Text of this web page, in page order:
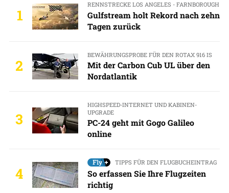
1
RENNSTRECKE LOS ANGELES - FARNBOROUGH
Gulfstream holt Rekord nach zehn
Tagen zurück
2
BEWÄHRUNGSPROBE FÜR DEN ROTAX 916 IS
Mit der Carbon Cub UL über den
Nordatlantik
3
HIGHSPEED-INTERNET UND KABINEN-
UPGRADE
PC-24 geht mit Gogo Galileo
online
4
TIPPS FÜR DEN FLUGBUCHEINTRAG
So erfassen Sie Ihre Flugzeiten
richtig